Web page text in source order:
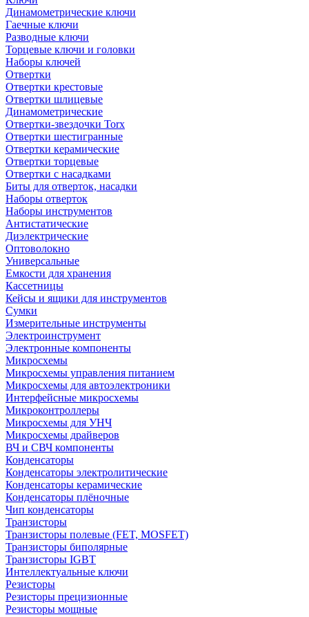
Динамометрические ключи
Гаечные ключи
Разводные ключи
Торцевые ключи и головки
Наборы ключей
Отвертки
Отвертки крестовые
Отвертки шлицевые
Динамометрические
Отвертки-звездочки Torx
Отвертки шестигранные
Отвертки керамические
Отвертки торцевые
Отвертки с насадками
Биты для отверток, насадки
Наборы отверток
Наборы инструментов
Антистатические
Диэлектрические
Оптоволокно
Универсальные
Емкости для хранения
Кассетницы
Кейсы и ящики для инструментов
Сумки
Измерительные инструменты
Электроинструмент
Электронные компоненты
Микросхемы
Микросхемы управления питанием
Микросхемы для автоэлектроники
Интерфейсные микросхемы
Микроконтроллеры
Микросхемы для УНЧ
Микросхемы драйверов
ВЧ и СВЧ компоненты
Конденсаторы
Конденсаторы электролитические
Конденсаторы керамические
Конденсаторы плёночные
Чип конденсаторы
Транзисторы
Транзисторы полевые (FET, MOSFET)
Транзисторы биполярные
Транзисторы IGBT
Интеллектуальные ключи
Резисторы
Резисторы прецизионные
Резисторы мощные